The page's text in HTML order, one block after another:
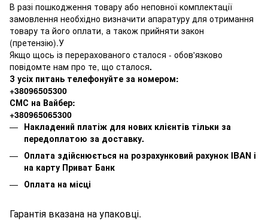
В разі пошкодження товару або неповної комплектації
замовлення необхідно визначити апаратуру для отримання
товару та його оплати, а також прийняти закон
(претензію).У
Якщо щось із перерахованого сталося - обов'язково
повідомте нам про те, що сталося.
З усіх питань телефонуйте за номером:
+38096505300
СМС на Вайбер:
+380965065300
Накладений платіж для нових клієнтів тільки за
передоплатою за доставку.
Оплата здійснюється на розрахунковий рахунок IBAN і
на карту Приват Банк
Оплата на місці
Гарантія вказана на упаковці.